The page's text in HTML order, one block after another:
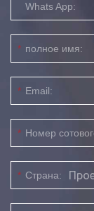
Whats App:
* полное имя:
* Email:
* Номер
* Страна: